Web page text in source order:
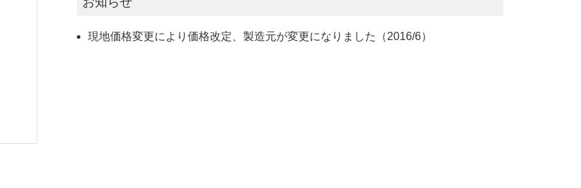
現地価格変更により価格改定、製造元が変更になりました（2016/6）